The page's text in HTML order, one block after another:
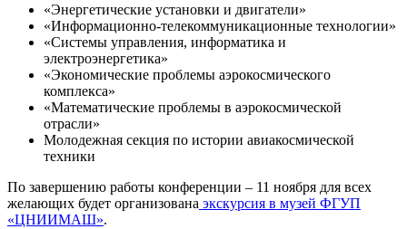
«Энергетические установки и двигатели»
«Информационно-телекоммуникационные технологии»
«Системы управления, информатика и
электроэнергетика»
«Экономические проблемы аэрокосмического
комплекса»
«Математические проблемы в аэрокосмической
отрасли»
Молодежная секция по истории авиакосмической
техники
По завершению работы конференции – 11 ноября для всех
желающих будет организована экскурсия в музей ФГУП
«ЦНИИМАШ».